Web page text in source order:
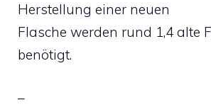
Herstellung einer neuen
Flasche werden rund 1,4 alte
benötigt.
–